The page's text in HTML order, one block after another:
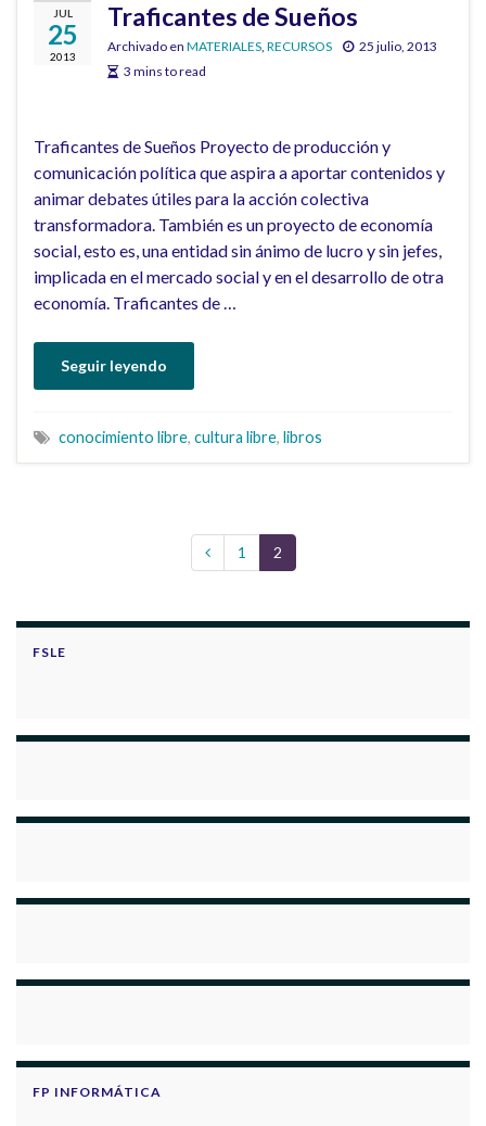
JUL
25
2013
Traficantes de Sueños
Archivado en MATERIALES, RECURSOS
25 julio, 2013
3 mins to read
Traficantes de Sueños Proyecto de producción y
comunicación política que aspira a aportar contenidos y
animar debates útiles para la acción colectiva
transformadora. También es un proyecto de economía
social, esto es, una entidad sin ánimo de lucro y sin jefes,
implicada en el mercado social y en el desarrollo de otra
economía. Traficantes de …
Seguir leyendo
conocimiento libre, cultura libre, libros
1 2
FSLE
FP INFORMÁTICA